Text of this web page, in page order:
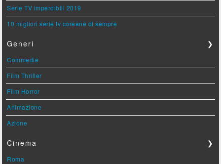
Serie TV imperdibili 2019
10 migliori serie tv coreane di sempre
Generi ❯
Commedie
Film Thriller
Film Horror
Animazione
Azione
Cinema ❯
Roma